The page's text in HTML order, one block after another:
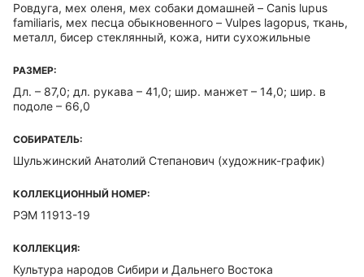
Ровдуга, мех оленя, мех собаки домашней – Canis lupus
familiaris, мех песца обыкновенного – Vulpes lagopus, ткань,
металл, бисер стеклянный, кожа, нити сухожильные
РАЗМЕР:
Дл. – 87,0; дл. рукава – 41,0; шир. манжет – 14,0; шир. в
подоле – 66,0
СОБИРАТЕЛЬ:
Шульжинский Анатолий Степанович (художник-график)
КОЛЛЕКЦИОННЫЙ НОМЕР:
РЭМ 11913-19
КОЛЛЕКЦИЯ:
Культура народов Сибири и Дальнего Востока